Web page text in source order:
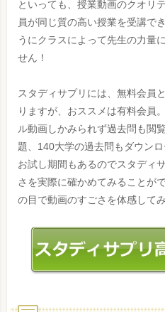
といっても、授業動画のクオリ
員が同じ質の高い授業を受講で
うにクラスによって先生の力量
せん！
スタディサプリには、無料会員
りますが、おススメは有料会員
ル動画しかみられず過去問も閲
題、140大学の過去問もダウン
お試し期間もあるのでスタディ
さを実際に確かめてみることが
の目で動画のすごさを体感して